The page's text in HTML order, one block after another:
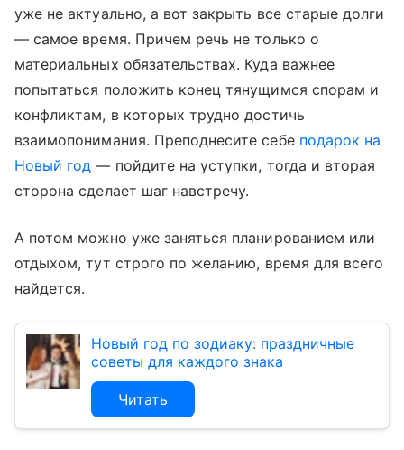
уже не актуально, а вот закрыть все старые долги
— самое время. Причем речь не только о
материальных обязательствах. Куда важнее
попытаться положить конец тянущимся спорам и
конфликтам, в которых трудно достичь
взаимопонимания. Преподнесите себе подарок на
Новый год — пойдите на уступки, тогда и вторая
сторона сделает шаг навстречу.
А потом можно уже заняться планированием или
отдыхом, тут строго по желанию, время для всего
найдется.
Новый год по зодиаку: праздничные
советы для каждого знака
Читать